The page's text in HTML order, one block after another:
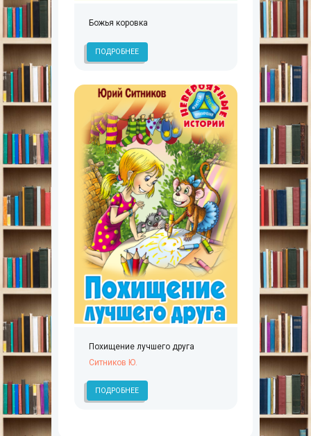
Божья коровка
ПОДРОБНЕЕ
Похищение лучшего друга
Ситников Ю.
ПОДРОБНЕЕ